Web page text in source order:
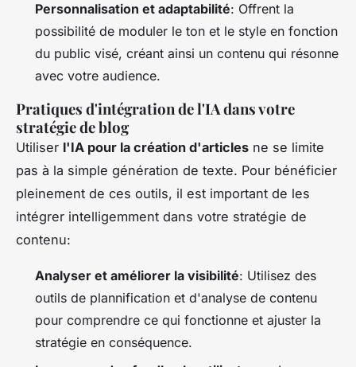
Personnalisation et adaptabilité: Offrent la
possibilité de moduler le ton et le style en fonction
du public visé, créant ainsi un contenu qui résonne
avec votre audience.
Pratiques d'intégration de l'IA dans votre
stratégie de blog
Utiliser l'IA pour la création d'articles ne se limite
pas à la simple génération de texte. Pour bénéficier
pleinement de ces outils, il est important de les
intégrer intelligemment dans votre stratégie de
contenu:
Analyser et améliorer la visibilité: Utilisez des
outils de plannification et d'analyse de contenu
pour comprendre ce qui fonctionne et ajuster la
stratégie en conséquence.